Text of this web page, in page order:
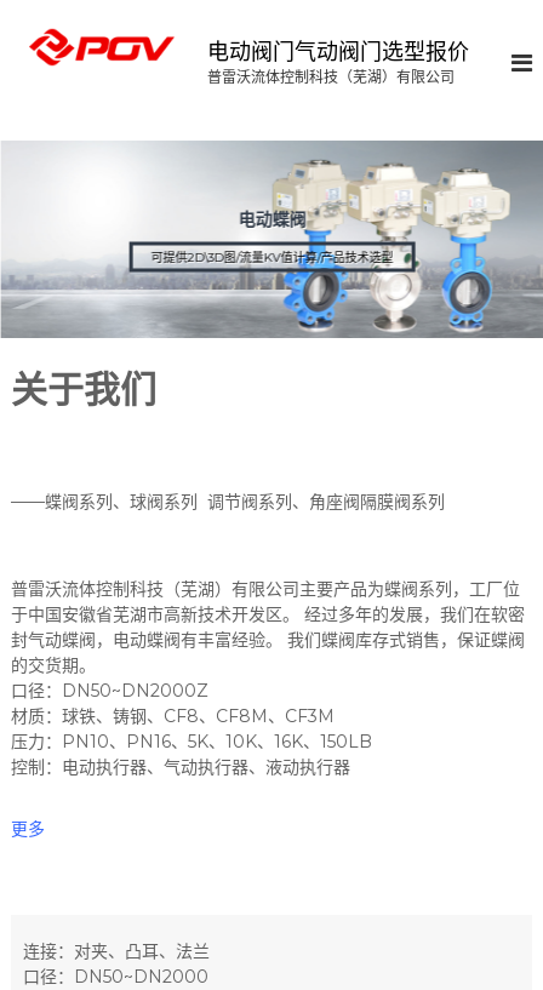
o
e
n
电动阀门气动阀门选型报价
普雷沃流体控制科技（芜湖）有限公司
电动蝶阀
可提供2D\3D图/流量KV值计算/产品技术选型
关于我们
——蝶阀系列、球阀系列 调节阀系列、角座阀隔膜阀系列
普雷沃流体控制科技（芜湖）有限公司主要产品为蝶阀系列，工厂位
于中国安徽省芜湖市高新技术开发区。 经过多年的发展，我们在软密
封气动蝶阀，电动蝶阀有丰富经验。 我们蝶阀库存式销售，保证蝶阀
的交货期。
口径：DN50~DN2000Z
材质：球铁、铸钢、CF8、CF8M、CF3M
压力：PN10、PN16、5K、10K、16K、150LB
控制：电动执行器、气动执行器、液动执行器
更多
连接：对夹、凸耳、法兰
口径：DN50~DN2000